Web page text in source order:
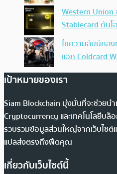
Western Union
Stablecard ดัน
ไขความลับนักล
แฮก Coldcard
เป้าหมายของเรา
Siam Blockchain มุ่งมั่นที่จะช่วยน
Cryptocurrency และเทคโนโลยีบล็
รวบรวมข้อมูลส่วนใหญ่จากเว็บไซต์
แปลส่งตรงถึงฟีดคุณ
เกี่ยวกับเว็บไซต์นี้